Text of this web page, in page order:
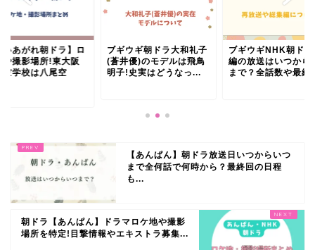
いあがれ朝ドラ】ロ
や撮影場所!東大阪
空学校は八尾空
ブギウギ朝ドラ大和礼子
(蒼井優)のモデルは飛鳥
明子!史実はどうなっ...
ブギウギNHK朝ドラ
編の放送はいつから
まで？全話数や最終
【あんぱん】朝ドラ放送日いつからいつ
まで全何話で何時から？最終回の日程
も...
朝ドラ【あんぱん】ドラマロケ地や撮影
場所を特定!目撃情報やエキストラ募集...